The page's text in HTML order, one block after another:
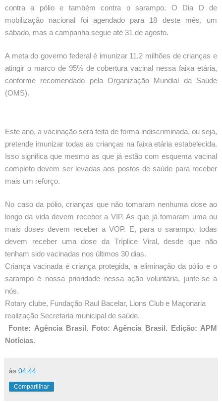
contra a pólio e também contra o sarampo. O Dia D de
mobilização nacional foi agendado para 18 deste mês, um
sábado, mas a campanha segue até 31 de agosto.
A meta do governo federal é imunizar 11,2 milhões de crianças e
atingir o marco de 95% de cobertura vacinal nessa faixa etária,
conforme recomendado pela Organização Mundial da Saúde
(OMS).
Este ano, a vacinação será feita de forma indiscriminada, ou seja,
pretende imunizar todas as crianças na faixa etária estabelecida.
Isso significa que mesmo as que já estão com esquema vacinal
completo devem ser levadas aos postos de saúde para receber
mais um reforço.
No caso da pólio, crianças que não tomaram nenhuma dose ao
longo da vida devem receber a VIP. As que já tomaram uma ou
mais doses devem receber a VOP. E, para o sarampo, todas
devem receber uma dose da Tríplice Viral, desde que não
tenham sido vacinadas nos últimos 30 dias.
Criança vacinada é criança protegida, a eliminação da pólio e o
sarampo é nossa prioridade nessa ação voluntária, junte-se a
nós.
Rotary clube, Fundação Raul Bacelar, Lions Club e Maçonaria
realização Secretaria municipal de saúde.
Fonte: Agência Brasil. Foto: Agência Brasil. Edição: APM
Notícias.
às 04:44
Compartilhar